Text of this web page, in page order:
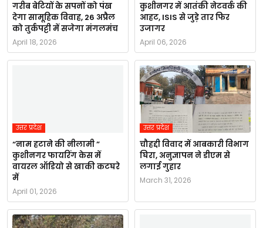
गरीब बेटियों के सपनों को पंख
देगा सामूहिक विवाह, 26 अप्रैल
को तुर्कपट्टी में सजेगा मंगलमंच
April 18, 2026
कुशीनगर में आतंकी नेटवर्क की
आहट, ISIS से जुड़े तार फिर
उजागर
April 06, 2026
उत्तर प्रदेश
“नाम हटाने की नीलामी ”
कुशीनगर फायरिंग केस में
वायरल ऑडियो से खाकी कटघरे
में
April 01, 2026
उत्तर प्रदेश
चौहद्दी विवाद में आबकारी विभाग
घिरा, अनुज्ञापन ने डीएम से
लगाई गुहार
March 31, 2026